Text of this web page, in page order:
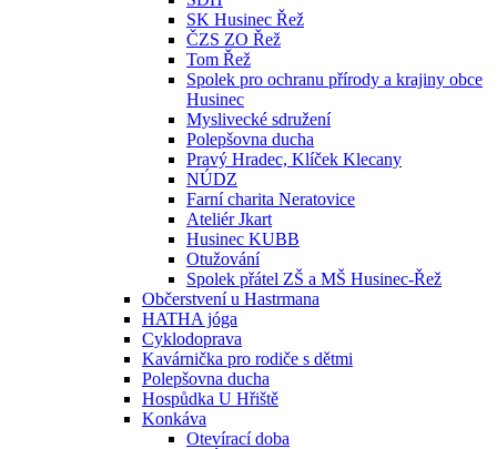
SK Husinec Řež
ČZS ZO Řež
Tom Řež
Spolek pro ochranu přírody a krajiny obce
Husinec
Myslivecké sdružení
Polepšovna ducha
Pravý Hradec, Klíček Klecany
NÚDZ
Farní charita Neratovice
Ateliér Jkart
Husinec KUBB
Otužování
Spolek přátel ZŠ a MŠ Husinec-Řež
Občerstvení u Hastrmana
HATHA jóga
Cyklodoprava
Kavárnička pro rodiče s dětmi
Polepšovna ducha
Hospůdka U Hřiště
Konkáva
Otevírací doba